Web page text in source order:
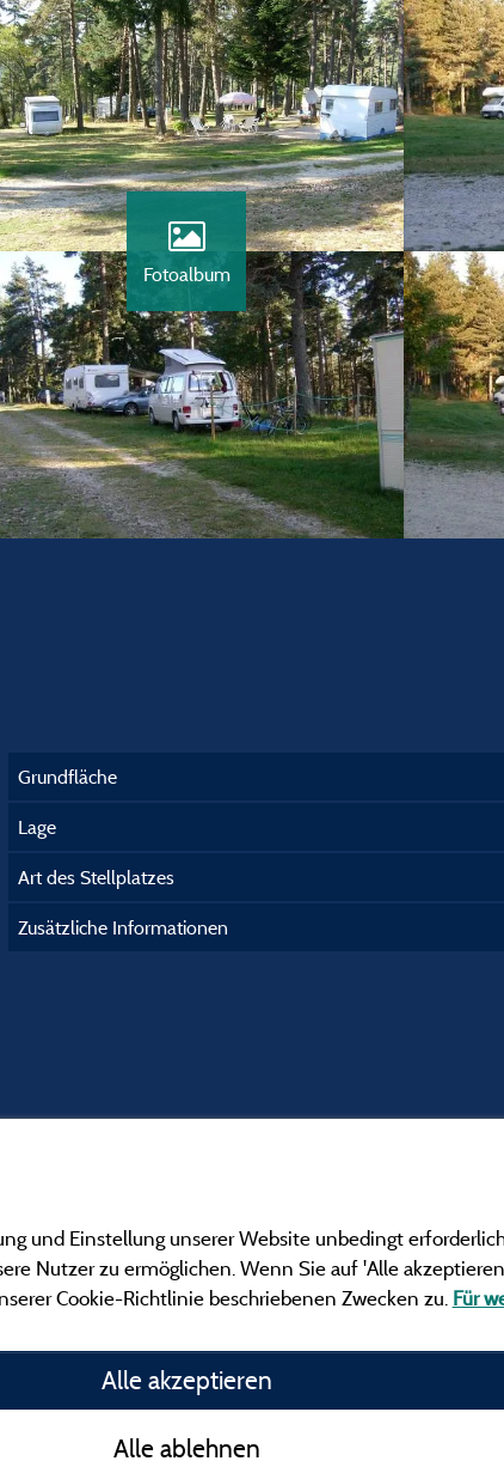
Fotoalbum
Grundfläche
Lage
Art des Stellplatzes
Zusätzliche Informationen
Gesetzliche Bedingungen
und Einstellung unserer Website unbedingt
Nutzer zu ermöglichen. Wenn Sie auf 'Alle
Cookie-Richtlinie beschriebenen Zwecken zu. Für
Alle akzeptieren
Alle ablehnen